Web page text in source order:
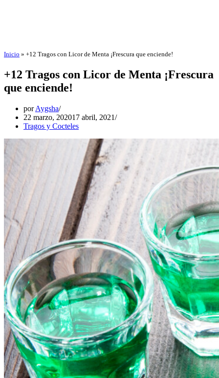
Inicio » +12 Tragos con Licor de Menta ¡Frescura que enciende!
+12 Tragos con Licor de Menta ¡Frescura
que enciende!
porAygsha
22 marzo, 202017 abril, 2021
Tragos y Cocteles